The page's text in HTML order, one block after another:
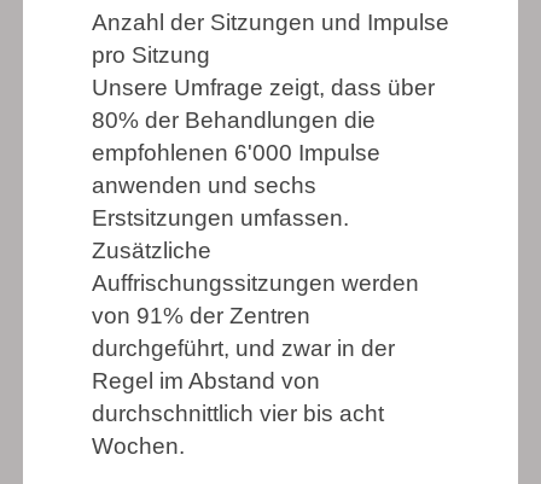
Anzahl der Sitzungen und Impulse
pro Sitzung
Unsere Umfrage zeigt, dass über
80% der Behandlungen die
empfohlenen 6'000 Impulse
anwenden und sechs
Erstsitzungen umfassen.
Zusätzliche
Auffrischungssitzungen werden
von 91% der Zentren
durchgeführt, und zwar in der
Regel im Abstand von
durchschnittlich vier bis acht
Wochen.